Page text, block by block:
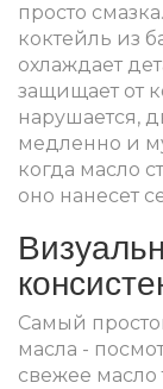
просто
коктейль из
охлаждает
защищает от
нарушается,
медленно и
когда масло
оно нанесет
Самый
масла -
свежее